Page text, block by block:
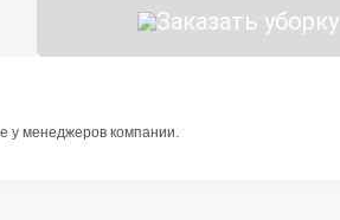
Заказать уборку
у менеджеров компании.